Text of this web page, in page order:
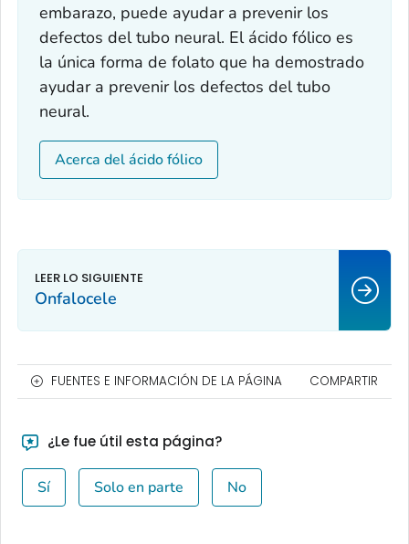
embarazo, puede ayudar a prevenir los
defectos del tubo neural. El ácido fólico es
la única forma de folato que ha demostrado
ayudar a prevenir los defectos del tubo
neural.
Acerca del ácido fólico
Onfalocele
FUENTES E INFORMACIÓN DE LA PÁGINA COMPARTIR
¿Le fue útil esta página?
Sí Solo en parte No